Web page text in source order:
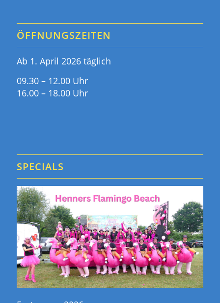
ÖFFNUNGSZEITEN
Ab 1. April 2026 täglich
09.30 – 12.00 Uhr
16.00 – 18.00 Uhr
SPECIALS